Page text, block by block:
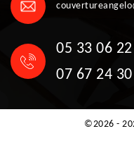
05 33 06
07 67 24
©2026 -